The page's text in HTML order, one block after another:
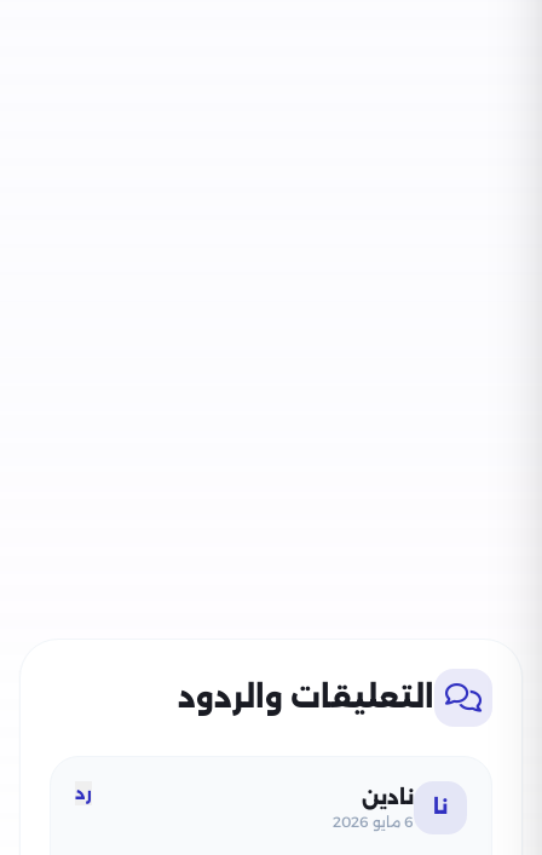
التعليقات والردود
نا نادين
6 مايو 2026
رد